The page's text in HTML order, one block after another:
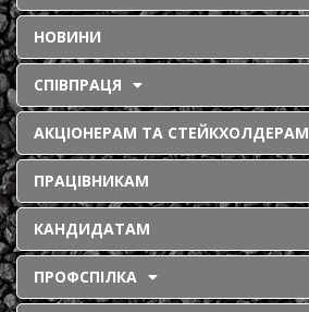
НОВИНИ
СПІВПРАЦЯ
АКЦІОНЕРАМ ТА СТЕЙКХОЛДЕРАМ
ПРАЦІВНИКАМ
КАНДИДАТАМ
ПРОФСПІЛКА